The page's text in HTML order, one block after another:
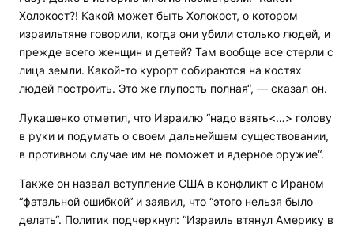
Холокост?! Какой может быть Холокост, о котором
израильтяне говорили, когда они убили столько людей, и
прежде всего женщин и детей? Там вообще все стерли с
лица земли. Какой-то курорт собираются на костях
людей построить. Это же глупость полная“, — сказал он.
Лукашенко отметил, что Израилю “надо взять<…> голову
в руки и подумать о своем дальнейшем существовании,
в противном случае им не поможет и ядерное оружие“.
Также он назвал вступление США в конфликт с Ираном
“фатальной ошибкой“ и заявил, что “этого нельзя было
делать“. Политик подчеркнул: “Израиль втянул Америку в